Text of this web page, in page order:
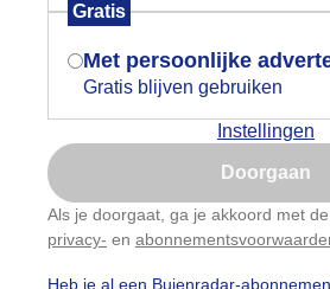
Gratis
Met persoonlijke
Gratis blijven gebruiken
Instellingen
Doorgaan
Als je doorgaat, ga je akkoord met de
privacy- en
Heb je al een Buienradar-
Een moment
##terras #bewolking
gegeven, verschijnt er zo
je browser waarin deze
gevraagd
Is goed, toon de
Nu niet,
Gebruik je Safari en wil je niet